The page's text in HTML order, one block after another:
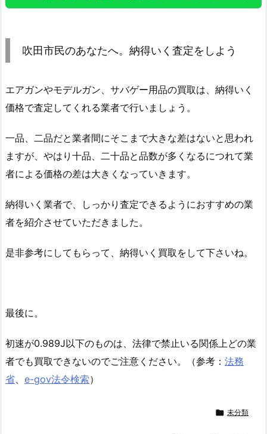
吹田市民のあなたへ。納得いく査定をしよう
エアガンやモデルガン、サバゲー用品の買取は、納得いく
価格で査定してくれる業者で行いましょう。
一品、二品だと業者間にそこまで大きな差はないと思われ
ますが、やはり十品、二十品と品数が多くなるにつれて業
者による価格の差は大きくなっていきます。
納得いく業者で、しっかり査定できるようにおすすめの業
者を紹介させていただきました。
是非参考にしてもらって、納得いく買取をして下さいね。
最後に。
初速が0.989J以下のものは、法律で禁止いる関係上どの業
者でも買取できないのでご注意ください。（参考： 法務
省、 e-gov法令検索）
 未分類